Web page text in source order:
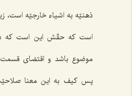
ذهنیّه به اشیاء خارجیّه است،
است که حقّش این است که
موضوع باشد و اقتضای
پس کیف به این معنا